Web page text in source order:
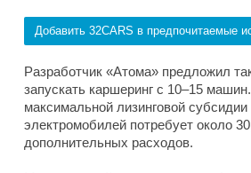
Добавить 32CARS в предпочитаемые
Разработчик «Атома» предложил
запускать каршеринг с 10–15
максимальной лизинговой субсидии
электромобилей потребует около
дополнительных расходов.